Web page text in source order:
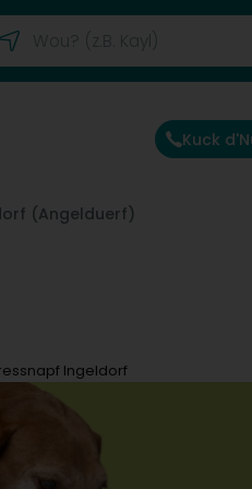
(Angelduerf)
Kuck
Ingeldorf